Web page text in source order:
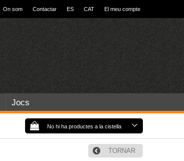
On som Contactar ES CAT El meu compte
Jocs
No hi ha productes a la cistella
TORNAR